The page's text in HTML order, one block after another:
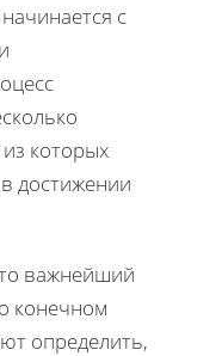
с
которых
достижении
важнейший
конечном
определить,